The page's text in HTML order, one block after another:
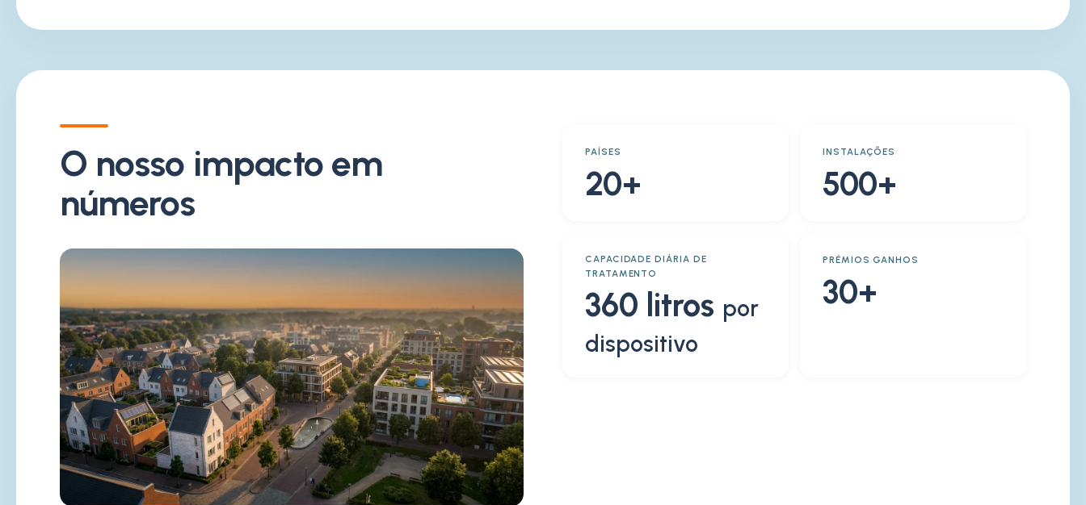
O nosso impacto em
números
PAÍSES
20+
INSTALAÇÕES
500+
CAPACIDADE DIÁRIA DE
TRATAMENTO
360 litros por
dispositivo
PRÉMIOS GANHOS
30+